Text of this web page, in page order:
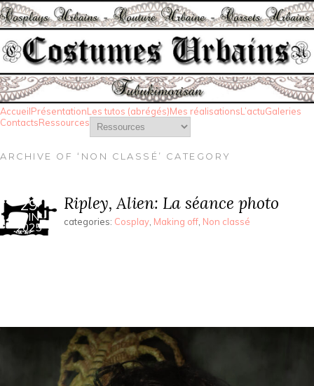
AccueilPrésentationLes tutos (abrégés)Mes réalisationsL’actuGaleries
ContactsRessources
ARCHIVE OF ‘NON CLASSÉ’ CATEGORY
29
JUIN
2025
Ripley, Alien: La séance photo
categories: Cosplay Making off Non classé